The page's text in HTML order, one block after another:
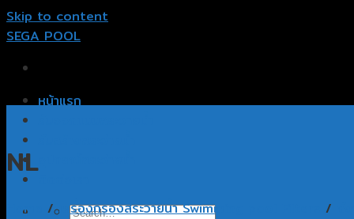
Skip to content
SEGA POOL
หน้าแรก
NL
Home / เครื่องกรองสระว่ายน้ำ Swimming pool Filters /